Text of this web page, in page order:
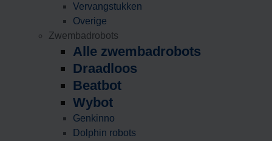
Vervangstukken
Overige
Zwembadrobots
Alle zwembadrobots
Draadloos
Beatbot
Wybot
Genkinno
Dolphin robots